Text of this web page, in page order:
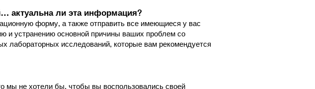
актуальна ли эта информация?
форму, а также отправить все имеющиеся у вас
и устранению основной причины ваших проблем со
лабораторных исследований, которые вам рекомендуется
мы не хотели бы, чтобы вы воспользовались своей